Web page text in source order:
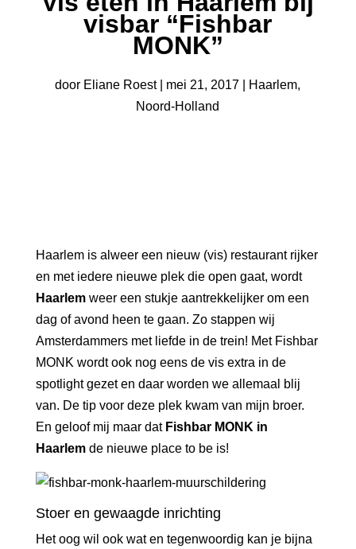
visbar “Fishbar
MONK”
door Eliane Roest| mei 21, 2017 Haarlem,
Noord-Holland
Haarlem is alweer een nieuw (vis) restaurant rijker
en met iedere nieuwe plek die open gaat, wordt
Haarlemweer een stukje aantrekkelijker om een
dag of avond heen te gaan. Zo stappen wij
Amsterdammers met liefde in de trein! Met Fishbar
MONK wordt ook nog eens de vis extra in de
spotlight gezet en daar worden we allemaal blij
van. De tip voor deze plek kwam van mijn broer.
En geloof mij maar dat Fishbar MONK in
Haarlemde nieuwe place to be is!
Stoer en gewaagde inrichting
Het oog wil ook wat en tegenwoordig kan je bijna